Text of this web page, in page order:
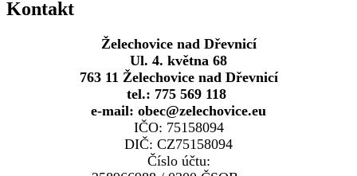
Kontakt
Želechovice nad Dřevnicí
Ul. 4. května 68
763 11 Želechovice nad Dřevnicí
tel.: 775 569 118
e-mail: obec@zelechovice.eu
IČO: 75158094
DIČ: CZ75158094
Číslo účtu: